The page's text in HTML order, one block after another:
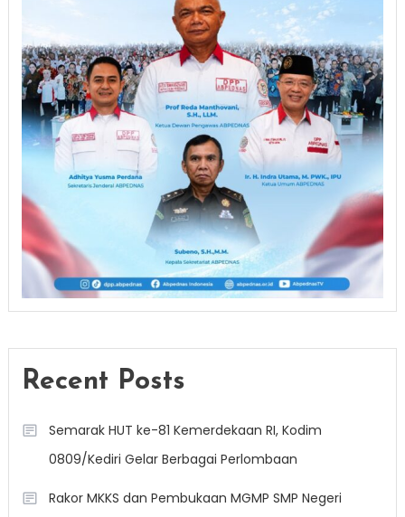
Recent Posts
Semarak HUT ke-81 Kemerdekaan RI, Kodim
0809/Kediri Gelar Berbagai Perlombaan
Rakor MKKS dan Pembukaan MGMP SMP Negeri